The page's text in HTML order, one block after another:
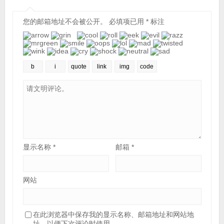
您的邮箱地址不会被公开。 必填项已用 *标注
显示名称 * 邮箱*
网站
在此浏览器中保存我的显示名称、邮箱地址和网站地